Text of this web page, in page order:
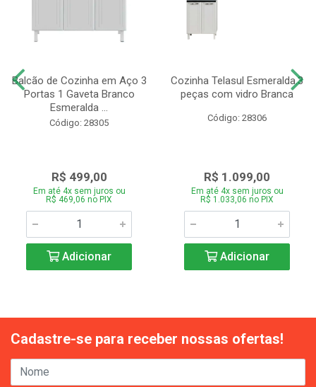
Balcão de Cozinha em Aço 3
Portas 1 Gaveta Branco
Esmeralda ...
Código: 28305
R$ 499,00
Em até 4x sem juros ou
R$ 469,06 no PIX
Adicionar
Cozinha Telasul Esmeralda.3
peças com vidro Branca
Código: 28306
R$ 1.099,00
Em até 4x sem juros ou
R$ 1.033,06 no PIX
Adicionar
Cadastre-se para receber nossas ofertas!